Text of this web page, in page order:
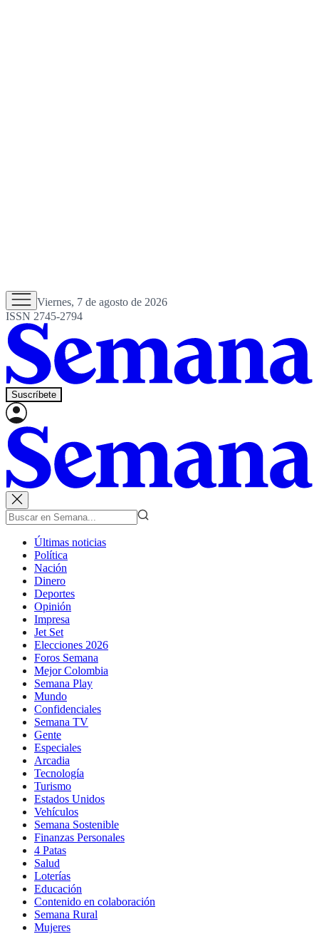
Viernes, 7 de agosto de 2026
ISSN 2745-2794
Suscríbete
Últimas noticias
Política
Nación
Dinero
Deportes
Opinión
Impresa
Jet Set
Elecciones 2026
Foros Semana
Mejor Colombia
Semana Play
Mundo
Confidenciales
Semana TV
Gente
Especiales
Arcadia
Tecnología
Turismo
Estados Unidos
Vehículos
Semana Sostenible
Finanzas Personales
4 Patas
Salud
Loterías
Educación
Contenido en colaboración
Semana Rural
Mujeres